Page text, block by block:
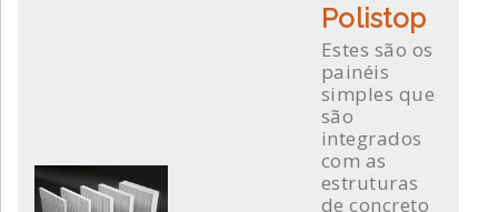
Polistop
Estes são os
painéis
simples que
são
integrados
com as
estruturas
de concreto